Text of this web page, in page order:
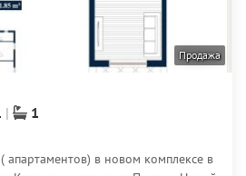
Продажа
1
апартаментов) в новом комплексе в